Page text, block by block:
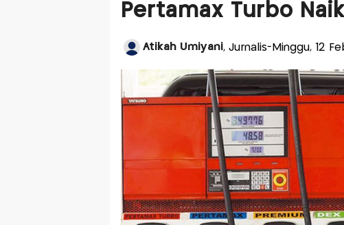
Pertamax Turbo
Atikah Umiyani, Jurnalis-Minggu, 12